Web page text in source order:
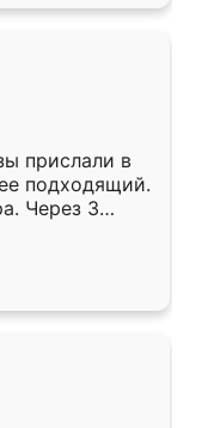
прислали в
подходящий.
Через 3
Остались